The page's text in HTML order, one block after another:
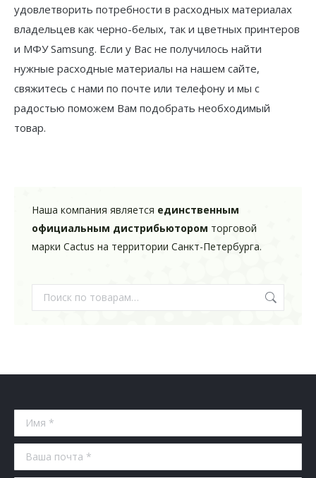
удовлетворить потребности в расходных материалах
владельцев как черно-белых, так и цветных принтеров
и МФУ Samsung. Если у Вас не получилось найти
нужные расходные материалы на нашем сайте,
свяжитесь с нами по почте или телефону и мы с
радостью поможем Вам подобрать необходимый
товар.
Наша компания является единственным
официальным дистрибьютором торговой
марки Cactus на территории Санкт-Петербурга.
Имя *
Ваша почта *